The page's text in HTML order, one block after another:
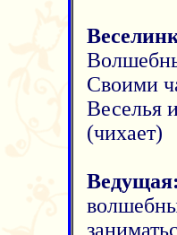
Своими
Веселья
(чихает)
Ведущая: